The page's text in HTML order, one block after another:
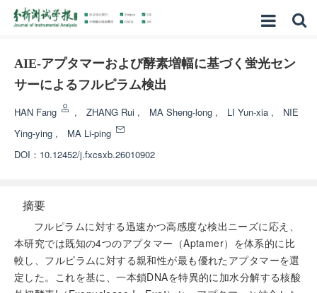
AIE-アプタマーおよび酵素増幅に基づく蛍光セン
サーによるフルピラム検出
HAN Fang , ZHANG Rui , MA Sheng-long , LI Yun-xia ,
NIE
Ying-ying ,
MA Li-ping
DOI： 10.12452/j.fxcsxb.26010902
摘要
フルピラムに対する迅速かつ高感度な検出ニーズに応え、
本研究では既知の4つのアプタマー（Aptamer）を体系的に比
較し、フルピラムに対する親和性が最も優れたアプタマーを選
定した。これを基に、一本鎖DNAを特異的に加水分解する核酸